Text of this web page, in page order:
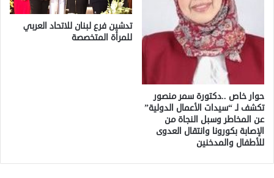
حوار خاص ..دكتورة سمر منصور
تكشف لـ “سيدات الأعمال الدولية”
عن المخاطر وسبل النجاة من
الإصابة بكورونا وانتقال العدوى
للأطفال والمدخنين
تدشين فرع لبنان للاتحاد العربي
للمرأة المتخصصة